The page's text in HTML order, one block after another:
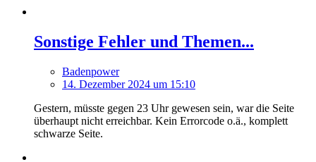
Sonstige Fehler und Themen...
Badenpower
14. Dezember 2024 um 15:10
Gestern, müsste gegen 23 Uhr gewesen sein, war die Seite
überhaupt nicht erreichbar. Kein Errorcode o.ä., komplett
schwarze Seite.